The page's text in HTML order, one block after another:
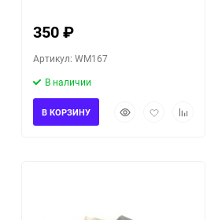
350₽
Артикул: WM167
В наличии
БыстрыйДобавитьДобавить
В КОРЗИНУ